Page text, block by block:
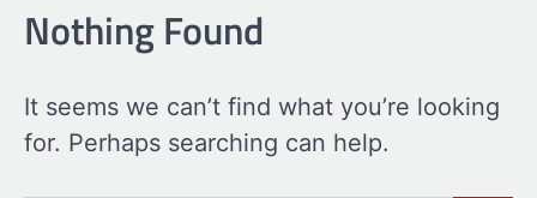
Nothing Found
It seems we can’t find what you’re looking
for. Perhaps searching can help.